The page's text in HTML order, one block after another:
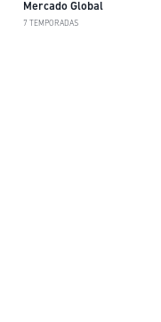
Mercado Global
7 TEMPORADAS